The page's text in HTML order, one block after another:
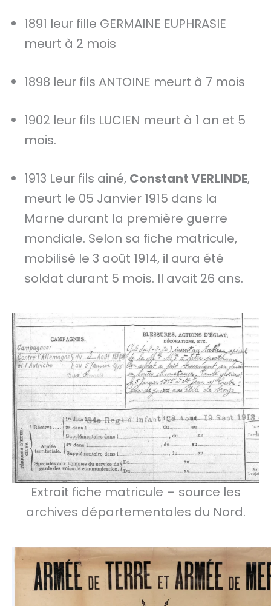
1891 leur fille GERMAINE EUPHRASIE
meurt à 2 mois
1898 leur fils ANTOINE meurt à 7 mois
1902 leur fils LUCIEN meurt à 1 an et 5
mois.
1913 Leur fils ainé, Constant VERLINDE,
meurt le 05 Janvier 1915 dans la
Marne durant la première guerre
mondiale. Selon sa fiche matricule,
mobilisé le 3 août 1914, il aura été
soldat durant 5 mois. Il avait 26 ans.
Extrait fiche matricule – source les
archives départementales du Nord.